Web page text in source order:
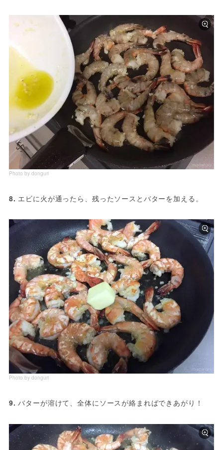
Photo by donguri
8. エビに火が通ったら、残ったソースとバターを加える。
Photo by donguri
9. バターが溶けて、全体にソースが絡まればできあがり！